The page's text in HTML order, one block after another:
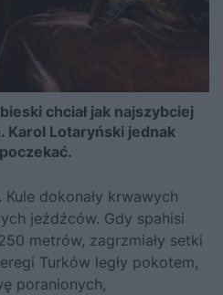
chciał jak najszybciej
Karol Lotaryński jednak
Kule dokonały krwawych
jeźdźców. Gdy spahisi
metrów, zagrzmiały setki
Turków legły pokotem,
poranionych,